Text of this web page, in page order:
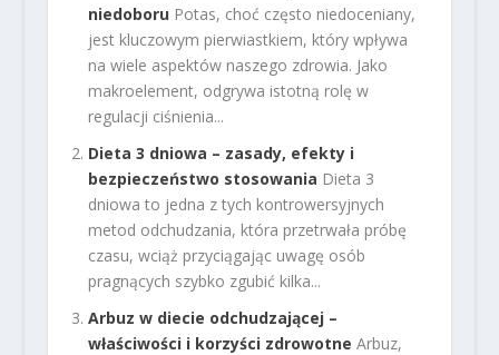
niedoboru Potas, choć często niedoceniany,
jest kluczowym pierwiastkiem, który wpływa
na wiele aspektów naszego zdrowia. Jako
makroelement, odgrywa istotną rolę w
regulacji ciśnienia...
Dieta 3 dniowa – zasady, efekty i
bezpieczeństwo stosowania Dieta 3
dniowa to jedna z tych kontrowersyjnych
metod odchudzania, która przetrwała próbę
czasu, wciąż przyciągając uwagę osób
pragnących szybko zgubić kilka...
Arbuz w diecie odchudzającej –
właściwości i korzyści zdrowotne Arbuz,